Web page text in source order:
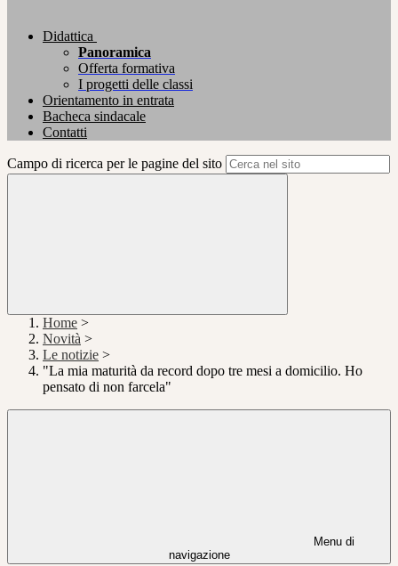
Didattica
Panoramica
Offerta formativa
I progetti delle classi
Orientamento in entrata
Bacheca sindacale
Contatti
Campo di ricerca per le pagine del sito
Home >
Novità >
Le notizie >
"La mia maturità da record dopo tre mesi a domicilio. Ho
pensato di non farcela"
Menu di
navigazione